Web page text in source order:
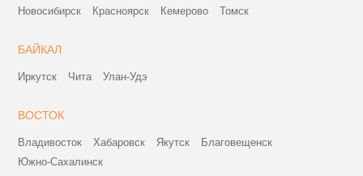
Новосибирск Красноярск Кемерово Томск
БАЙКАЛ
Иркутск Чита Улан-Удэ
ВОСТОК
Владивосток Хабаровск Якутск
Благовещенск
Южно-Сахалинск